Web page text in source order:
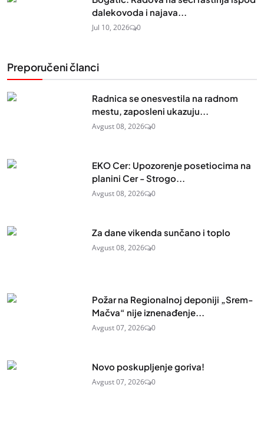
dalekovoda i najava...
Jul 10, 2026 0
Preporučeni članci
Radnica se onesvestila na radnom
mestu, zaposleni ukazuju...
Avgust 08, 2026 0
EKO Cer: Upozorenje posetiocima na
planini Cer - Strogo...
Avgust 08, 2026 0
Za dane vikenda sunčano i toplo
Avgust 08, 2026 0
Požar na Regionalnoj deponiji „Srem-
Mačva“ nije iznenađenje...
Avgust 07, 2026 0
Novo poskupljenje goriva!
Avgust 07, 2026 0